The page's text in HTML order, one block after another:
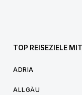
TOP REISEZIELE
ADRIA
ALLGÄU